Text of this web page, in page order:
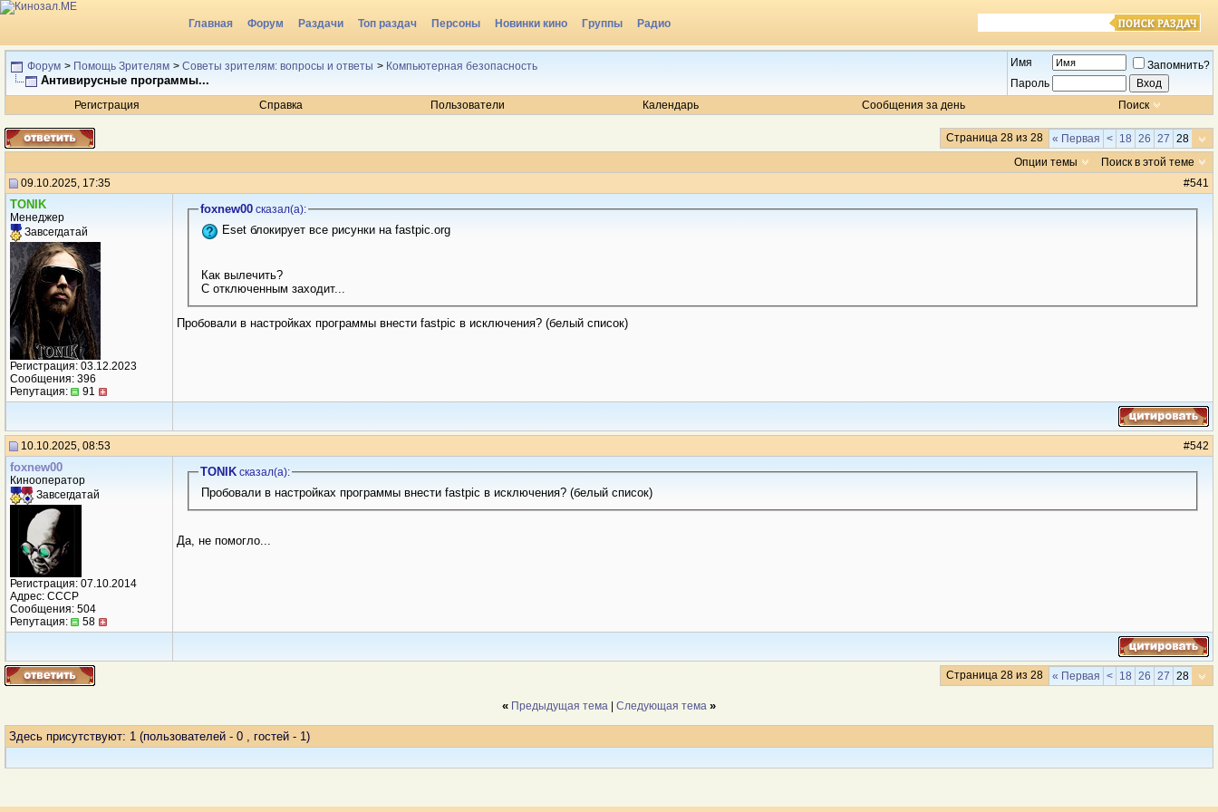
Главная Форум Раздачи Топ раздач Персоны Новинки кино Группы Радио
Форум > Помощь Зрителям > Советы зрителям: вопросы и ответы > Компьютерная безопасность
Антивирусные программы...
Имя
Запомнить?
Пароль
Регистрация
Справка Пользователи Календарь Сообщения за день Поиск
Страница 28 из 28 « Первая < 18 26 27 28
Опции темы
Поиск в этой теме
09.10.2025, 17:35
#541
TONIK
Менеджер
Завсегдатай
Регистрация: 03.12.2023
Сообщения: 396
Репутация:
91
foxnew00сказал(a):
Eset блокирует все рисунки на fastpic.org
Как вылечить?
С отключенным заходит...
Пробовали в настройках программы внести fastpic в исключения? (белый список)
10.10.2025, 08:53 #542
foxnew00
Кинооператор
Завсегдатай
Регистрация: 07.10.2014
Адрес: СССР
Сообщения: 504
Репутация:
58
TONIKсказал(a):
Пробовали в настройках программы внести fastpic в исключения? (белый список)
Да, не помогло...
Страница 28 из 28 « Первая < 18 26 27 28
« Предыдущая тема Следующая тема »
Здесь присутствуют: 1 (пользователей - 0 , гостей - 1)